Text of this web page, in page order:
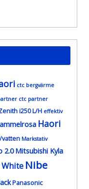
ctc bergvärme
ctc partner
i250 L/H effektiv
Haori
vatten Markstativ
2.0 Mitsubishi Kyla
Nibe
Panasonic